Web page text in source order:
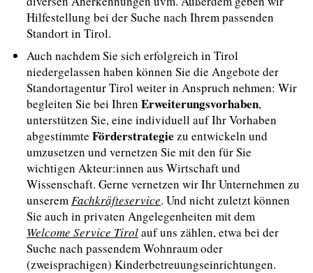
Hilfestellung bei der Suche nach Ihrem passenden
Standort in Tirol.
Auch nachdem Sie sich erfolgreich in Tirol
niedergelassen haben können Sie die Angebote der
Standortagentur Tirol weiter in Anspruch nehmen: Wir
begleiten Sie bei Ihren Erweiterungsvorhaben,
unterstützen Sie, eine individuell auf Ihr Vorhaben
abgestimmte Förderstrategie zu entwickeln und
umzusetzen und vernetzen Sie mit den für Sie
wichtigen Akteur:innen aus Wirtschaft und
Wissenschaft. Gerne vernetzen wir Ihr Unternehmen zu
unserem Fachkräfteservice. Und nicht zuletzt können
Sie auch in privaten Angelegenheiten mit dem
Welcome Service Tirolauf uns zählen, etwa bei der
Suche nach passendem Wohnraum oder
(zweisprachigen) Kinderbetreuungseinrichtungen.